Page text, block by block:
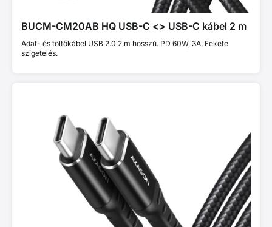
BUCM-CM20AB HQ USB-C <> USB-C kábel 2 m
Adat- és töltőkábel USB 2.0 2 m hosszú. PD 60W, 3A. Fekete
szigetelés.